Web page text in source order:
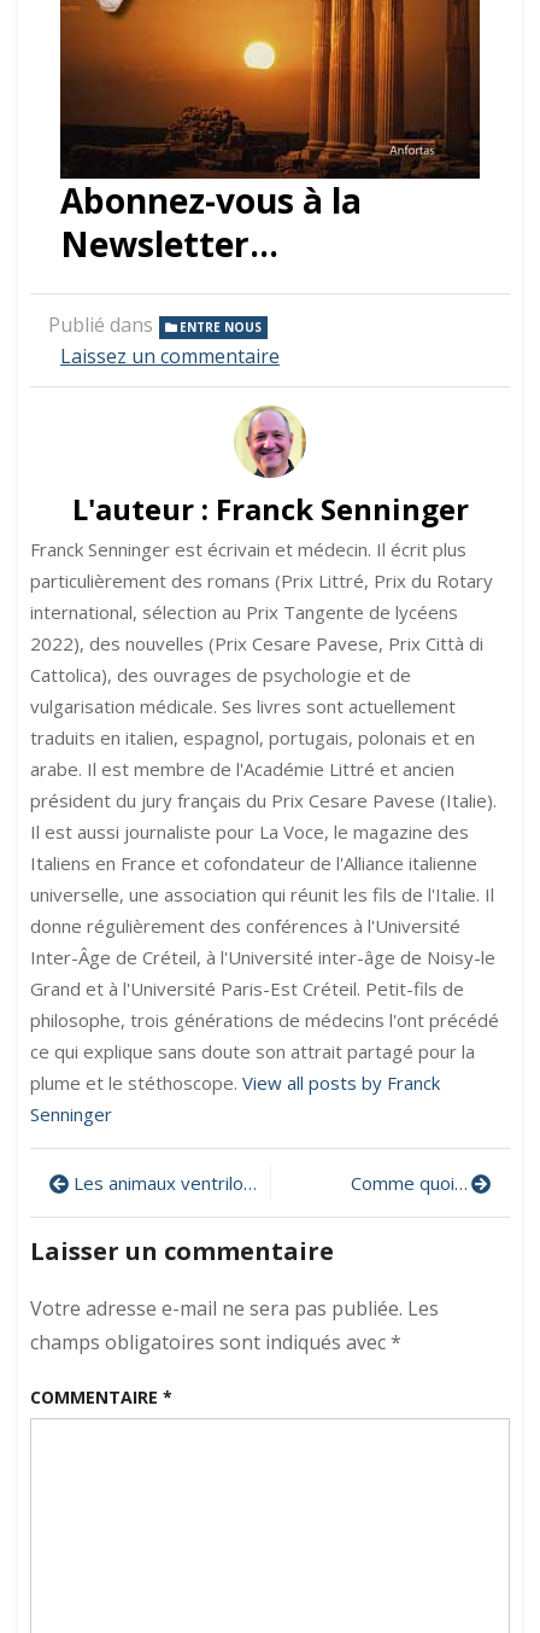
Abonnez-vous à la
Newsletter…
Publié dans ENTRE NOUS
Laissez un commentaire
un
fantôme
L'auteur : Franck Senninger
Franck Senninger est écrivain et médecin. Il écrit plus
particulièrement des romans (Prix Littré, Prix du Rotary
international, sélection au Prix Tangente de lycéens
2022), des nouvelles (Prix Cesare Pavese, Prix Città di
Cattolica), des ouvrages de psychologie et de
vulgarisation médicale. Ses livres sont actuellement
traduits en italien, espagnol, portugais, polonais et en
arabe. Il est membre de l'Académie Littré et ancien
président du jury français du Prix Cesare Pavese (Italie).
Il est aussi journaliste pour La Voce, le magazine des
Italiens en France et cofondateur de l'Alliance italienne
universelle, une association qui réunit les fils de l'Italie. Il
donne régulièrement des conférences à l'Université
Inter-Âge de Créteil, à l'Université inter-âge de Noisy-le
Grand et à l'Université Paris-Est Créteil. Petit-fils de
philosophe, trois générations de médecins l'ont précédé
ce qui explique sans doute son attrait partagé pour la
plume et le stéthoscope. View all posts by Franck
Senninger
Navigation
de
l’article
Les animaux ventriloques Comme quoi…
Laisser un commentaire
Votre adresse e-mail ne sera pas publiée. Les
champs obligatoires sont indiqués avec*
COMMENTAIRE *